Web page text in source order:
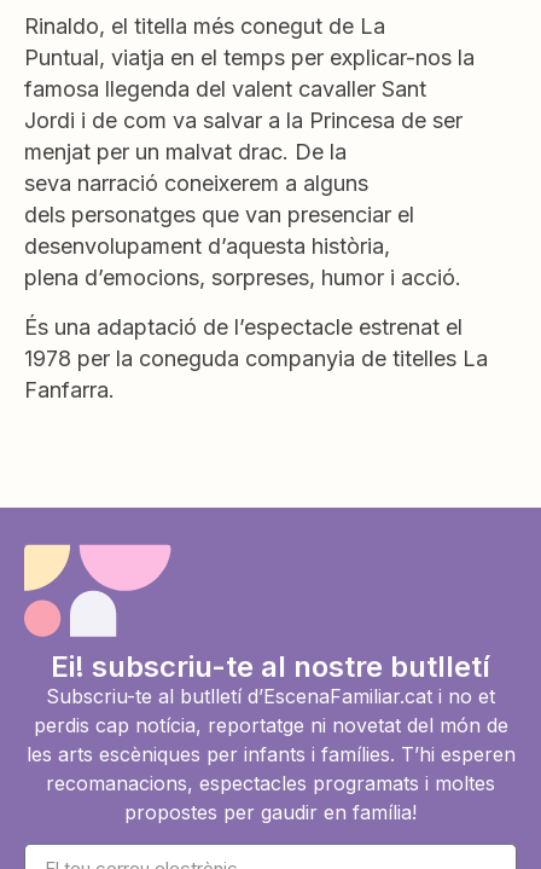
Rinaldo, el titella més conegut de La
Puntual, viatja en el temps per explicar-nos la
famosa llegenda del valent cavaller Sant
Jordi i de com va salvar a la Princesa de ser
menjat per un malvat drac. De la
seva narració coneixerem a alguns
dels personatges que van presenciar el
desenvolupament d’aquesta història,
plena d’emocions, sorpreses, humor i acció.
És una adaptació de l’espectacle estrenat el
1978 per la coneguda companyia de titelles La
Fanfarra.
Ei! subscriu-te al nostre butlletí
Subscriu-te al butlletí d’EscenaFamiliar.cat i no et
perdis cap notícia, reportatge ni novetat del món de
les arts escèniques per infants i famílies. T’hi esperen
recomanacions, espectacles programats i moltes
propostes per gaudir en família!